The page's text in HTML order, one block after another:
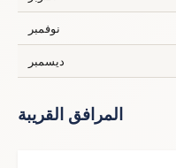
نوفمبر
ديسمبر
المرافق القريبة